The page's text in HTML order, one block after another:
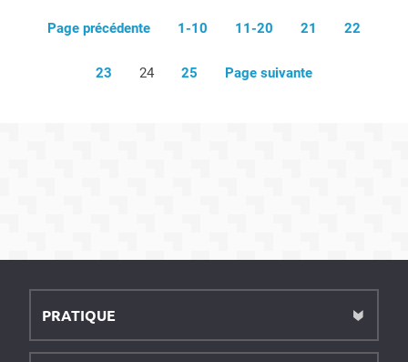
Page précédente 1-10 11-20 21 22
23 24 25 Page suivante
PRATIQUE